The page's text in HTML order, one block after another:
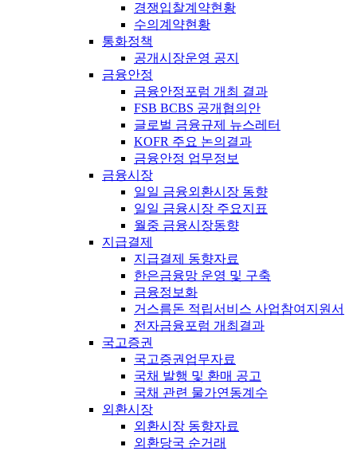
경쟁입찰계약현황
수의계약현황
통화정책
공개시장운영 공지
금융안정
금융안정포럼 개최 결과
FSB BCBS 공개협의안
글로벌 금융규제 뉴스레터
KOFR 주요 논의결과
금융안정 업무정보
금융시장
일일 금융외환시장 동향
일일 금융시장 주요지표
월중 금융시장동향
지급결제
지급결제 동향자료
한은금융망 운영 및 구축
금융정보화
거스름돈 적립서비스 사업참여지원서
전자금융포럼 개최결과
국고증권
국고증권업무자료
국채 발행 및 환매 공고
국채 관련 물가연동계수
외환시장
외환시장 동향자료
외환당국 순거래